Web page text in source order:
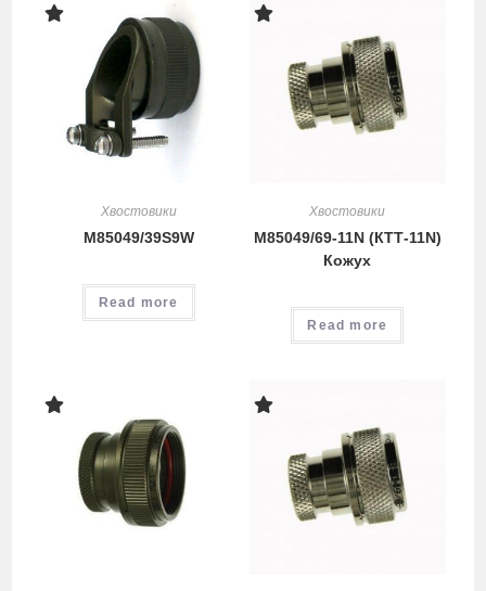
Хвостовики
M85049/39S9W
Read more
Хвостовики
M85049/69-11N (КТТ-11N)
Кожух
Read more